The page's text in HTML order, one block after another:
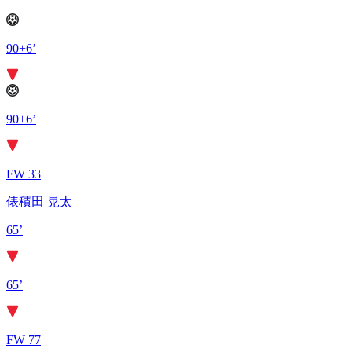
90+6’
90+6’
FW 33
俵積田 晃太
65’
65’
FW 77